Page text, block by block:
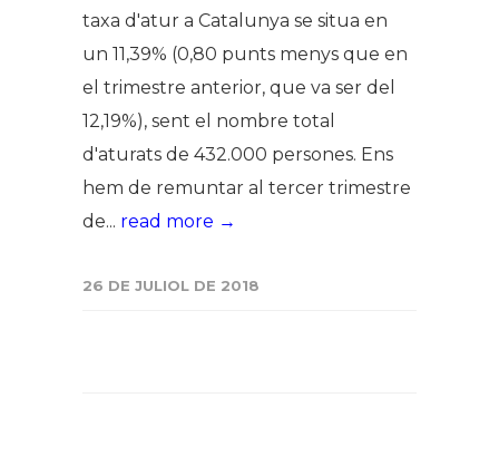
taxa d'atur a Catalunya se situa en
un 11,39% (0,80 punts menys que en
el trimestre anterior, que va ser del
12,19%), sent el nombre total
d'aturats de 432.000 persones. Ens
hem de remuntar al tercer trimestre
de... read more →
26 DE JULIOL DE 2018